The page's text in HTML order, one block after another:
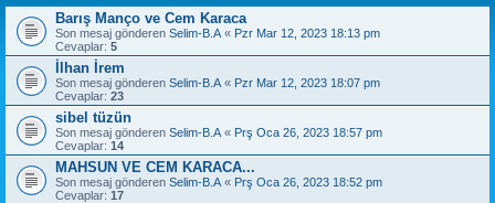
Barış Manço ve Cem Karaca
Son mesaj gönderen Selim-B.A « Pzr Mar 12, 2023 18:13 pm
Cevaplar: 5
İlhan İrem
Son mesaj gönderen Selim-B.A « Pzr Mar 12, 2023 18:07 pm
Cevaplar: 23
sibel tüzün
Son mesaj gönderen Selim-B.A « Prş Oca 26, 2023 18:57 pm
Cevaplar: 14
MAHSUN VE CEM KARACA...
Son mesaj gönderen Selim-B.A « Prş Oca 26, 2023 18:52 pm
Cevaplar: 17